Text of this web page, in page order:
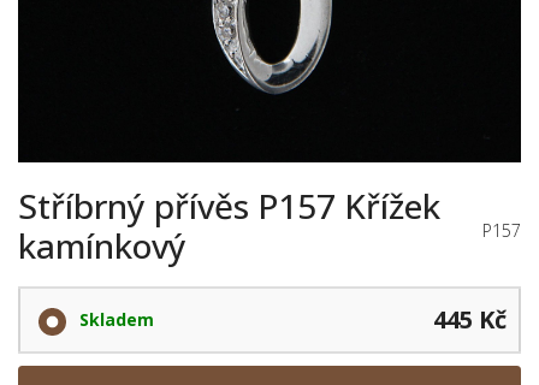
Stříbrný přívěs P157 Křížek
kamínkový
P157
Skladem 445 Kč